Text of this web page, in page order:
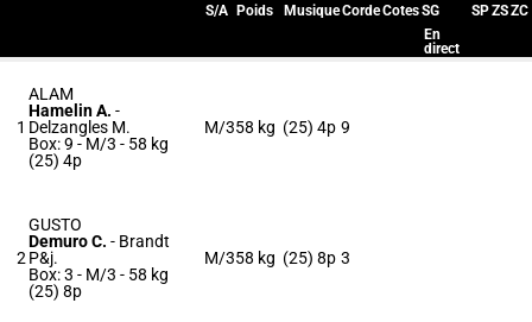
S/A Poids MusiqueCordeCotesSG SPZSZC
En
direct
1
ALAM
Hamelin A. -
Delzangles M.
Box: 9 - M/3 - 58 kg
(25) 4p
M/358 kg (25) 4p 9
2
GUSTO
Demuro C. - Brandt
P&j.
Box: 3 - M/3 - 58 kg
(25) 8p
M/358 kg (25) 8p 3